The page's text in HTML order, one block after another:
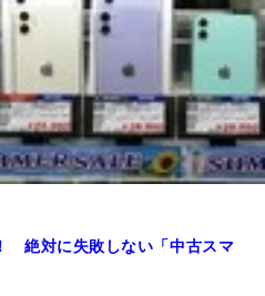
絶対に失敗しない「中古スマ